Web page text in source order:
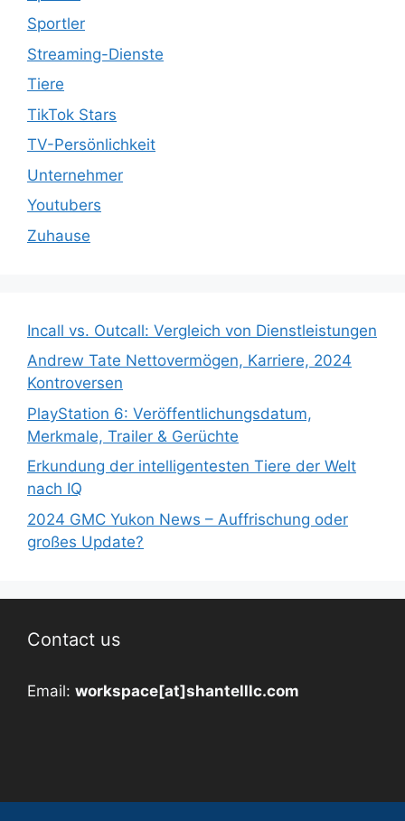
Sportler
Streaming-Dienste
Tiere
TikTok Stars
TV-Persönlichkeit
Unternehmer
Youtubers
Zuhause
Incall vs. Outcall: Vergleich von Dienstleistungen
Andrew Tate Nettovermögen, Karriere, 2024
Kontroversen
PlayStation 6: Veröffentlichungsdatum,
Merkmale, Trailer & Gerüchte
Erkundung der intelligentesten Tiere der Welt
nach IQ
2024 GMC Yukon News – Auffrischung oder
großes Update?
Contact us
Email: workspace[at]shantelllc.com